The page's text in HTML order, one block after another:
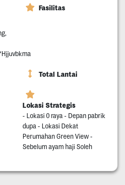
Fasilitas
Total Lantai
Lokasi Strategis
- Lokasi 0 raya - Depan pabrik
dupa - Lokasi Dekat
Perumahan Green View -
Sebelum ayam haji Soleh